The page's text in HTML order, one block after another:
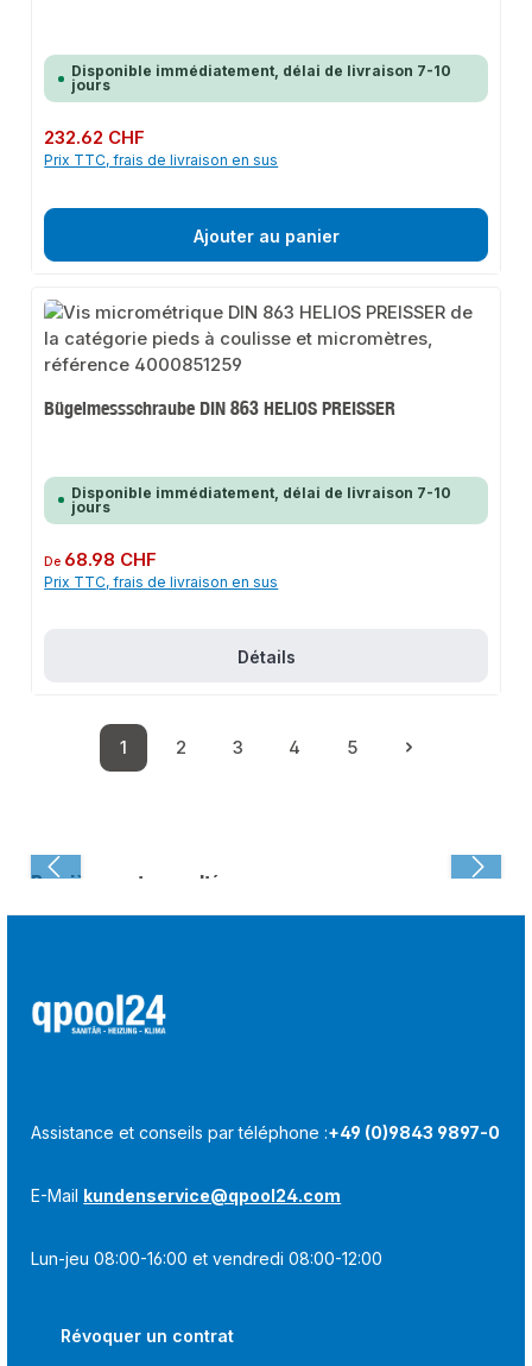
Disponible immédiatement, délai de livraison 7-10
jours
Prix régulier :
232.62 CHF
Prix TTC, frais de livraison en sus
Ajouter au panier
Bügelmessschraube DIN 863 HELIOS PREISSER
Disponible immédiatement, délai de livraison 7-10
jours
Prix régulier :
De 68.98 CHF
Prix TTC, frais de livraison en sus
Détails
Page
1
Page
2
Page
3
Page
4
Page
5
Dernièrement consulté :
Assistance et conseils par téléphone :+49 (0)9843 9897-0
E-Mail kundenservice@qpool24.com
Lun-jeu 08:00-16:00 et vendredi 08:00-12:00
Révoquer un contrat